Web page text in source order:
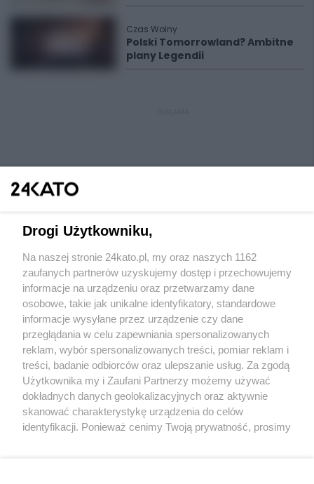
Czas Wolny
Polski Tomorrowland? Ambitne
plany Legendii
Wydawca mediów lokalnych
Nie zapomnij
zapoznać się z:
polityką prywatności regulamin korzystania z portali
Twojemiasto
Piekary Śląskie
Chorzów
Tarnowskie Góry
Skontakuj sięz nami
Kontakt
Wydawca
Redakcja
Drogi Użytkowniku,
Na naszej stronie 24kato.pl, my oraz naszych 1162
zaufanych partnerów uzyskujemy dostęp i przechowujemy
informacje na urządzeniu oraz przetwarzamy dane
osobowe, takie jak unikalne identyfikatory, standardowe
informacje wysyłane przez urządzenie czy dane
przeglądania w celu zapewniania spersonalizowanych
reklam, wybór spersonalizowanych treści, pomiar reklam i
treści, badanie odbiorców oraz ulepszanie usług. Za zgodą
Użytkownika my i Zaufani Partnerzy możemy używać
dokładnych danych geolokalizacyjnych oraz aktywnie
skanować charakterystykę urządzenia do celów
identyfikacji. Ponieważ cenimy Twoją prywatność, prosimy